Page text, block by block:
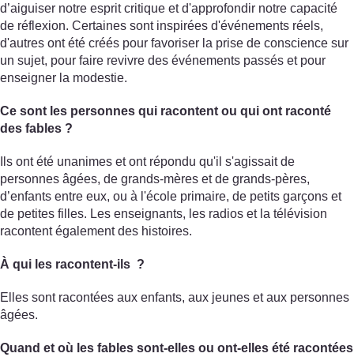
d’aiguiser notre esprit critique et d'approfondir notre capacité
de réflexion. Certaines sont inspirées d'événements réels,
d'autres ont été créés pour favoriser la prise de conscience sur
un sujet, pour faire revivre des événements passés et pour
enseigner la modestie.
Ce sont les personnes qui racontent ou qui ont raconté
des fables ?
Ils ont été unanimes et ont répondu qu'il s'agissait de
personnes âgées, de grands-mères et de grands-pères,
d’enfants entre eux, ou à l'école primaire, de petits garçons et
de petites filles. Les enseignants, les radios et la télévision
racontent également des histoires.
À qui les racontent-ils ?
Elles sont racontées aux enfants, aux jeunes et aux personnes
âgées.
Quand et où les fables sont-elles ou ont-elles été racontées